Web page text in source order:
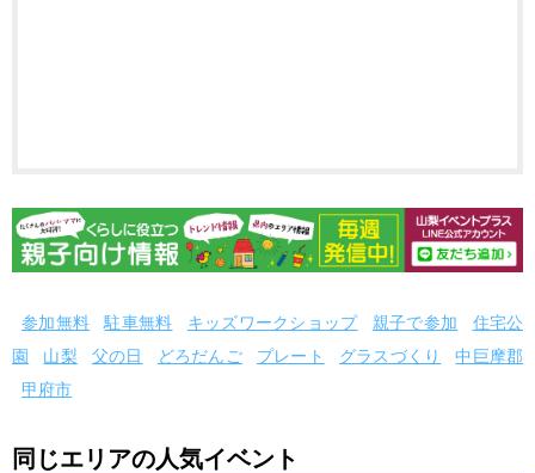
参加無料 駐車無料 キッズワークショップ 親子で参加
住宅公
園
山梨 父の日 どろだんご プレート グラスづくり
中巨摩郡
甲府市
同じエリアの人気イベント